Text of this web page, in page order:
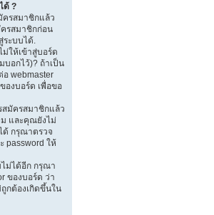
ด้ ?
รสมาชิกแล้ว
รสมาชิกก่อน
ระบบได้.
ให้เข้าสู่บอร์ด
บอกไว้)? ถ้าเป็น
webmaster
องบอร์ด เพื่อขอ
มัครสมาชิกแล้ว
และคุณยังไม่
ด้ กรุณาตรวจ
password ให้
ม่ได้อีก กรุณา
ของบอร์ด ว่า
กต้องเกิดขึ้นใน